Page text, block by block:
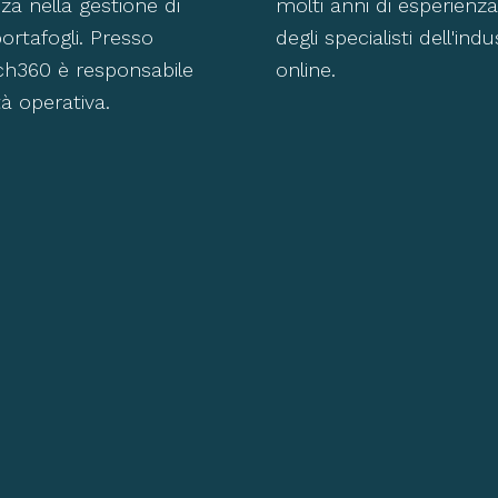
nella gestione di
Presso
è responsabile
operativa.
molti anni di
degli specialisti
online.